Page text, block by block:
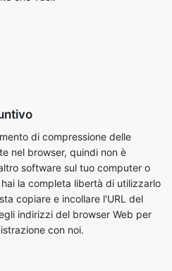
di compressione delle
nel browser, quindi non è
software sul tuo computer o
copiare e incollare l'URL del
indirizzi del browser Web per
con noi.